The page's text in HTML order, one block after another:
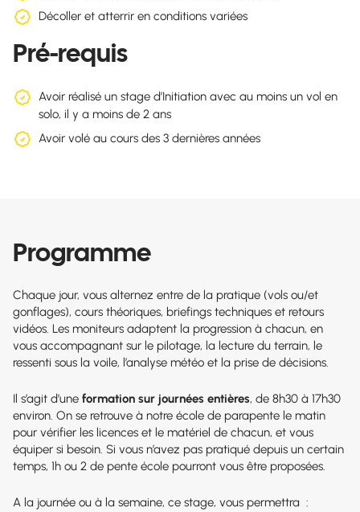
Décoller et atterrir en conditions variées
Pré-requis
Avoir réalisé un stage d’Initiation avec au moins un vol en
solo, il y a moins de 2 ans
Avoir volé au cours des 3 dernières années
Programme
Chaque jour, vous alternez entre de la pratique (vols ou/et
gonflages), cours théoriques, briefings techniques et retours
vidéos. Les moniteurs adaptent la progression à chacun, en
vous accompagnant sur le pilotage, la lecture du terrain, le
ressenti sous la voile, l’analyse météo et la prise de décisions.
Il s’agit d’une formation sur journées entières, de 8h30 à 17h30
environ. On se retrouve à notre école de parapente le matin
pour vérifier les licences et le matériel de chacun, et vous
équiper si besoin. Si vous n’avez pas pratiqué depuis un certain
temps, 1h ou 2 de pente école pourront vous être proposées.
A la journée ou à la semaine, ce stage, vous permettra :